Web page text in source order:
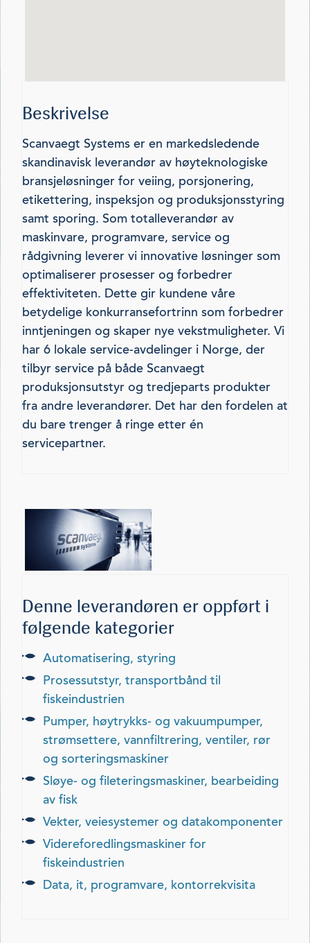
Beskrivelse
Scanvaegt Systems er en markedsledende
skandinavisk leverandør av høyteknologiske
bransjeløsninger for veiing, porsjonering,
etikettering, inspeksjon og produksjonsstyring
samt sporing. Som totalleverandør av
maskinvare, programvare, service og
rådgivning leverer vi innovative løsninger som
optimaliserer prosesser og forbedrer
effektiviteten. Dette gir kundene våre
betydelige konkurransefortrinn som forbedrer
inntjeningen og skaper nye vekstmuligheter. Vi
har 6 lokale service-avdelinger i Norge, der
tilbyr service på både Scanvaegt
produksjonsutstyr og tredjeparts produkter
fra andre leverandører. Det har den fordelen at
du bare trenger å ringe etter én
servicepartner.
Denne leverandøren er oppført i
følgende kategorier
automatisering, styring
prosessutstyr, transportbånd til
fiskeindustrien
pumper, høytrykks- og vakuumpumper,
strømsettere, vannfiltrering, ventiler, rør
og sorteringsmaskiner
sløye- og fileteringsmaskiner, bearbeiding
av fisk
vekter, veiesystemer og datakomponenter
videreforedlingsmaskiner for
fiskeindustrien
data, it, programvare, kontorrekvisita